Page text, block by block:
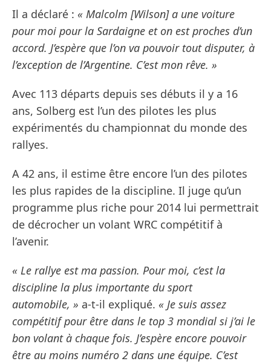
Il a déclaré : « Malcolm [Wilson] a une voiture
pour moi pour la Sardaigne et on est proches d’un
accord. J’espère que l’on va pouvoir tout disputer, à
l’exception de l’Argentine. C’est mon rêve. »
Avec 113 départs depuis ses débuts il y a 16
ans, Solberg est l’un des pilotes les plus
expérimentés du championnat du monde des
rallyes.
A 42 ans, il estime être encore l’un des pilotes
les plus rapides de la discipline. Il juge qu’un
programme plus riche pour 2014 lui permettrait
de décrocher un volant WRC compétitif à
l’avenir.
« Le rallye est ma passion. Pour moi, c’est la
discipline la plus importante du sport
automobile, » a-t-il expliqué. « Je suis assez
compétitif pour être dans le top 3 mondial si j’ai le
bon volant à chaque fois. J’espère encore pouvoir
être au moins numéro 2 dans une équipe. C’est